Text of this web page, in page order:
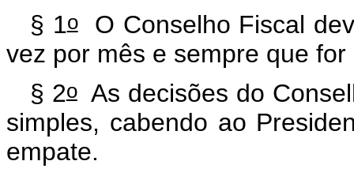
§ 1oO Conselho Fiscal
vez por mês e sempre que
§ 2oAs decisões do
simples, cabendo ao
empate.